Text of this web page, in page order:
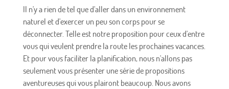
Il n'y a rien de tel que d'aller dans un environnement
naturel et d'exercer un peu son corps pour se
déconnecter. Telle est notre proposition pour ceux d'entre
vous qui veulent prendre la route les prochaines vacances.
Et pour vous faciliter la planification, nous n'allons pas
seulement vous présenter une série de propositions
aventureuses qui vous plairont beaucoup. Nous avons